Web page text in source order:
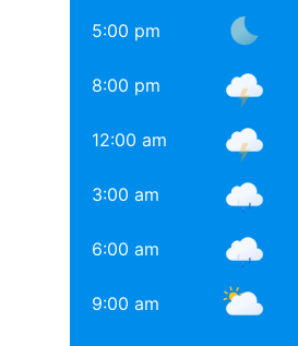
5:00 pm
8:00 pm
12:00 am
3:00 am
6:00 am
9:00 am